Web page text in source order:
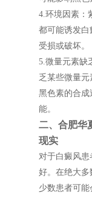
4.环境因素：
都可能诱发
受损或破坏。
5.微量元素缺
乏某些微量
黑色素的合成
能。
二、合肥华
现实
对于白癜风
好。在绝大多
少数患者可